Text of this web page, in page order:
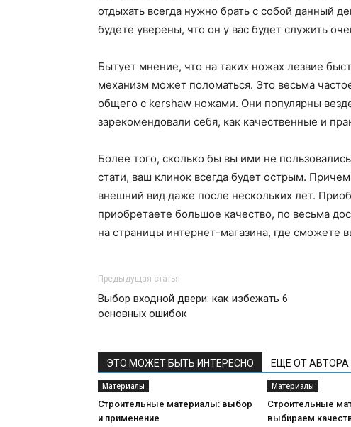
отдыхать всегда нужно брать с собой данный
будете уверены, что он у вас будет служить
Бытует мнение, что на таких ножах лезвие
механизм может поломаться. Это весьма
общего с kershaw ножами. Они популярны
зарекомендовали себя, как качественные и
Более того, сколько бы вы ими не
стати, ваш клинок всегда будет острым.
внешний вид даже после нескольких лет.
приобретаете большое качество, по весьма
на страницы интернет-магазина, где сможете
Предыдущая статья
Выбор входной двери: как избежать 6
основных ошибок
ЭТО МОЖЕТ БЫТЬ ИНТЕРЕСНО ЕЩЕ ОТ АВТОРА
Материалы
Строительные материалы: выбор
и применение
Материалы
Строительные
выбираем